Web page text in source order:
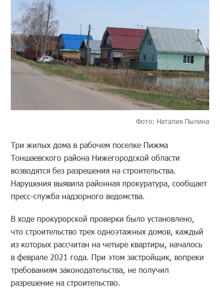
Фото: Наталия Пылина
Три жилых дома в рабочем поселке Пижма
Тоншаевского района Нижегородской области
возводятся без разрешения на строительства.
Нарушения выявила районная прокуратура, сообщает
пресс-служба надзорного ведомства.
В ходе прокурорской проверки было установлено,
что строительство трех одноэтажных домов, каждый
из которых рассчитан на четыре квартиры, началось
в феврале 2021 года. При этом застройщик, вопреки
требованиям законодательства, не получил
разрешение на строительство.